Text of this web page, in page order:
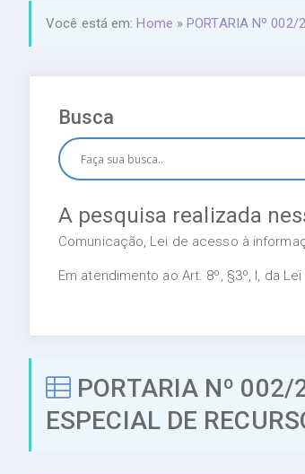
Você está em:Home »PORTARIA Nº 002/
Busca
A pesquisa realizada
Comunicação, Lei de acesso à
Em atendimento ao Art. 8º, §3º, I, da Lei
PORTARIA Nº 002/
ESPECIAL DE